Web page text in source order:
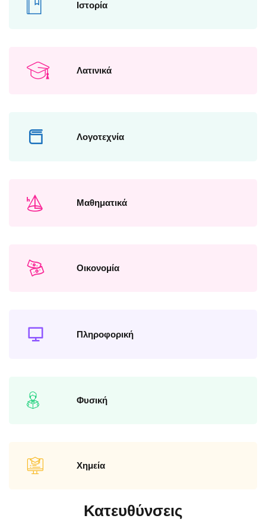
Ιστορία
Λατινικά
Λογοτεχνία
Μαθηματικά
Οικονομία
Πληροφορική
Φυσική
Χημεία
Κατευθύνσεις